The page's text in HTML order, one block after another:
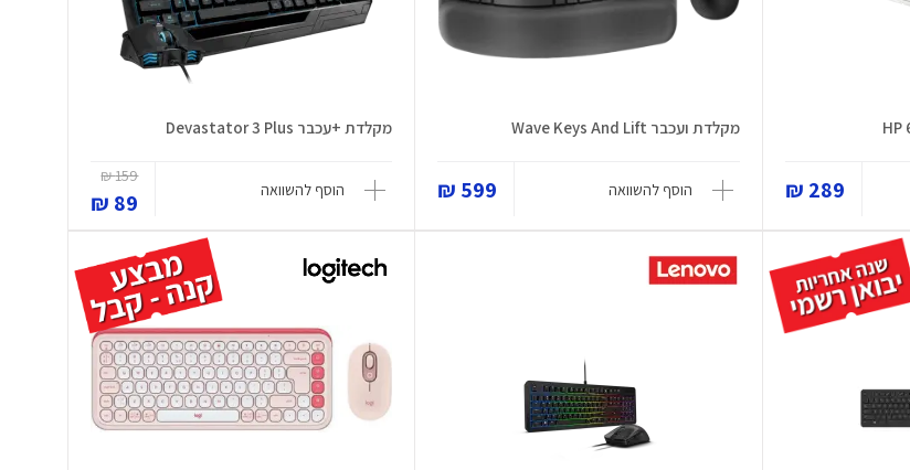
289 ₪
מקלדת ועכבר Wave Keys And Lift
הוסף להשוואה 599 ₪
מקלדת +עכבר Devastator 3 Plus
הוסף להשוואה
159 ₪
89 ₪